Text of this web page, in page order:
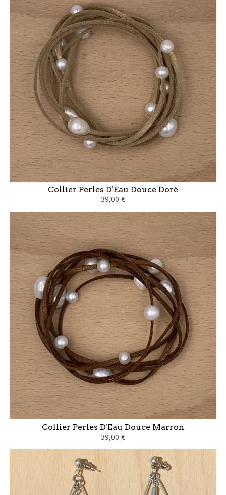
Collier Perles D'Eau Douce Doré
39,00 €
Collier Perles D'Eau Douce Marron
39,00 €